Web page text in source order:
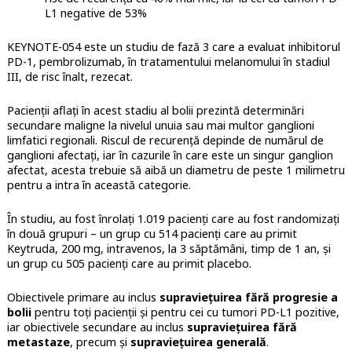
L1 negative de 53%
KEYNOTE-054 este un studiu de fază 3 care a evaluat inhibitorul
PD-1, pembrolizumab, în tratamentului melanomului în stadiul
III, de risc înalt, rezecat.
Pacienții aflați în acest stadiu al bolii prezintă determinări
secundare maligne la nivelul unuia sau mai multor ganglioni
limfatici regionali. Riscul de recurență depinde de numărul de
ganglioni afectați, iar în cazurile în care este un singur ganglion
afectat, acesta trebuie să aibă un diametru de peste 1 milimetru
pentru a intra în această categorie.
În studiu, au fost înrolați 1.019 pacienți care au fost randomizați
în două grupuri – un grup cu 514 pacienți care au primit
Keytruda, 200 mg, intravenos, la 3 săptămâni, timp de 1 an, și
un grup cu 505 pacienți care au primit placebo.
Obiectivele primare au inclus supraviețuirea fără progresie a
boliipentru toți pacienții și pentru cei cu tumori PD-L1 pozitive,
iar obiectivele secundare au inclus supraviețuirea fără
metastaze, precum și supraviețuirea generală.